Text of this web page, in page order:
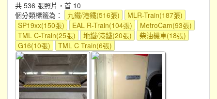
共 536 張照片，首 10
個分類標籤為：
九鐵/港鐵(516張)
MLR-Train(187張)
SP19xx(150張)
EAL R-Train(104張)
MetroCam(93張)
TML C-Train(25張)
地鐵/港鐵(20張)
柴油機車(18張)
G16(10張)
TML C Train(6張)